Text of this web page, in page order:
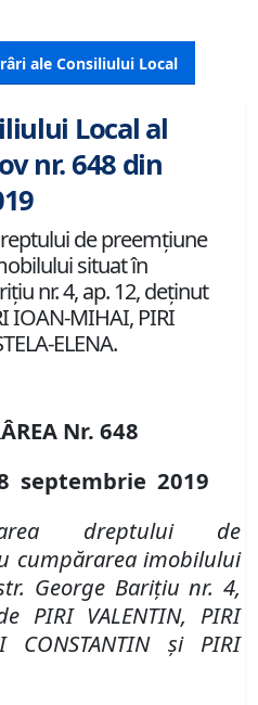
ale Consiliului Local
Local al
nr. 648 din
de preemţiune
situat în
nr. 4, ap. 12, deţinut
IOAN-MIHAI, PIRI
ELENA.
Nr. 648
septembrie 2019
dreptului de
cumpărarea imobilului
George Bariţiu nr. 4,
PIRI VALENTIN, PIRI
CONSTANTIN şi PIRI